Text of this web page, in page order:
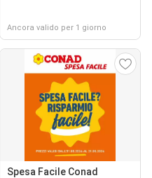
Ancora valido per 1 giorno
Spesa Facile Conad